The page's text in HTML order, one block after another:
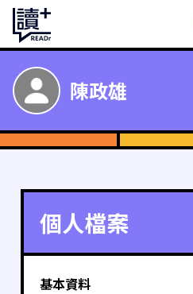
陳政雄
個人檔案
基本資料